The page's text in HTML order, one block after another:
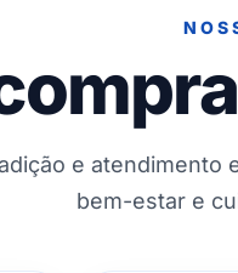
e atendimento
bem-estar e